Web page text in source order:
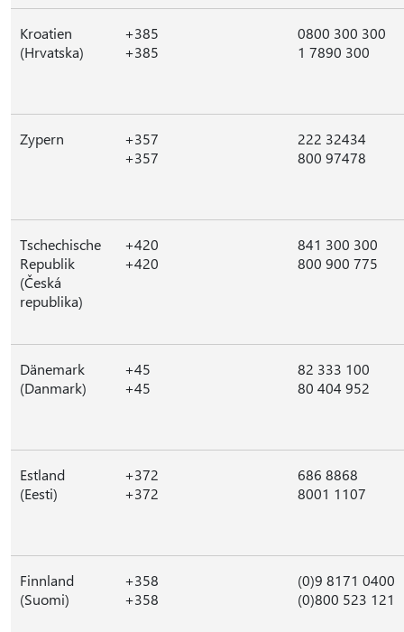
Kroatien
(Hrvatska)
+385
+385
0800 300 300
1 7890 300
Zypern
+357
+357
222 32434
800 97478
Tschechische
Republik
(Česká
republika)
+420
+420
841 300 300
800 900 775
Dänemark
(Danmark)
+45
+45
82 333 100
80 404 952
Estland
(Eesti)
+372
+372
686 8868
8001 1107
Finnland
(Suomi)
+358
+358
(0)9 8171 0400
(0)800 523 121